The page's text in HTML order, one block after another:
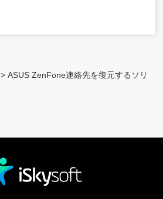
> ASUS ZenFone連絡先を復元するソリ